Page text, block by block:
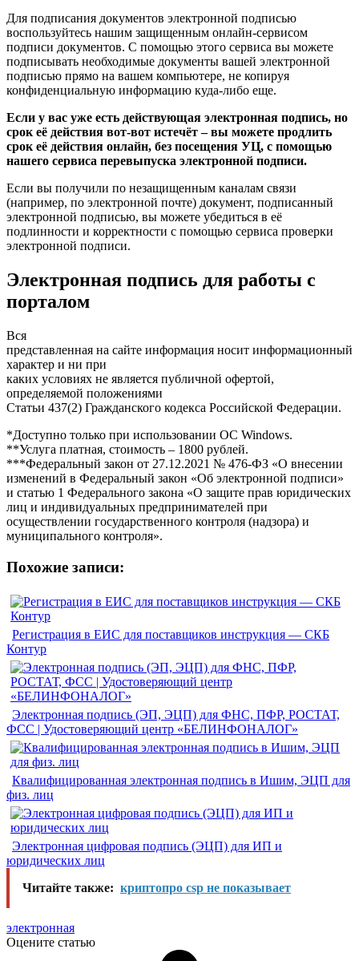
Для подписания документов электронной подписью
воспользуйтесь нашим защищенным онлайн-сервисом
подписи документов. С помощью этого сервиса вы можете
подписывать необходимые документы вашей электронной
подписью прямо на вашем компьютере, не копируя
конфиденциальную информацию куда-либо еще.
Если у вас уже есть действующая электронная подпись, но
срок её действия вот-вот истечёт – вы можете продлить
срок её действия онлайн, без посещения УЦ, с помощью
нашего сервиса перевыпуска электронной подписи.
Если вы получили по незащищенным каналам связи
(например, по электронной почте) документ, подписанный
электронной подписью, вы можете убедиться в её
подлинности и корректности с помощью сервиса проверки
электронной подписи.
Электронная подпись для работы с
порталом
Вся
представленная на сайте информация носит информационный
характер и ни при
каких условиях не является публичной офертой,
определяемой положениями
Статьи 437(2) Гражданского кодекса Российской Федерации.
*Доступно только при использовании ОС Windows.
**Услуга платная, стоимость – 1800 рублей.
***Федеральный закон от 27.12.2021 № 476-ФЗ «О внесении
изменений в Федеральный закон «Об электронной подписи»
и статью 1 Федерального закона «О защите прав юридических
лиц и индивидуальных предпринимателей при
осуществлении государственного контроля (надзора) и
муниципального контроля».
Похожие записи:
Регистрация в ЕИС для поставщиков инструкция — СКБ
Контур
Электронная подпись (ЭП, ЭЦП) для ФНС, ПФР, РОСТАТ,
ФСС | Удостоверяющий центр «БЕЛИНФОНАЛОГ»
Квалифицированная электронная подпись в Ишим, ЭЦП для
физ. лиц
Электронная цифровая подпись (ЭЦП) для ИП и
юридических лиц
Читайте также: криптопро csp не показывает
электронная
Оцените статью